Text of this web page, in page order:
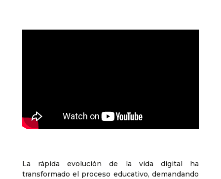
La rápida evolución de la vida digital ha
transformado el proceso educativo, demandando